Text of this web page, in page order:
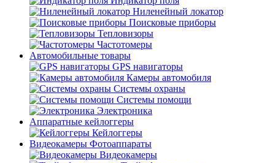
Ниленейный локатор
Поисковые приборы
Тепловизоры
Частотомеры
Автомобильные товары
GPS навигаторы
Камеры автомобиля
Системы охраны
Системы помощи
Электроника
Аппаратные кейлоггеры
Кейлоггеры
Видеокамеры Фотоаппараты
Видеокамеры